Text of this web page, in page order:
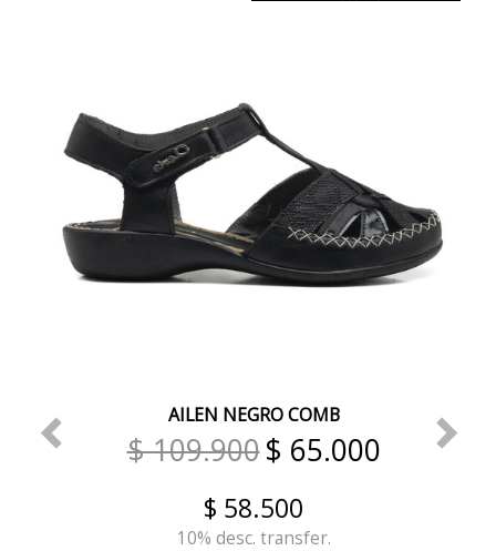
AILEN NEGRO COMB
$ 109.900$ 65.000
$ 58.500
10% desc. transfer.